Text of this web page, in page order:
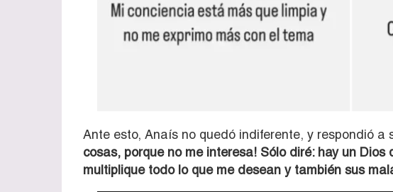
Ante esto, Anaís no quedó indiferente, y respondió a
cosas, porque no me interesa! Sólo diré: hay un Dios
multiplique todo lo que me desean y también sus